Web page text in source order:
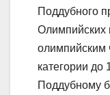
Поддубного
Олимпийских
олимпийским
категории до
Поддубному